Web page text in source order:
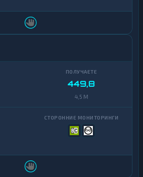
449,8
4,5 M